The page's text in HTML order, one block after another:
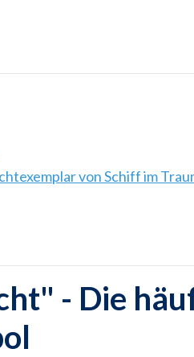
von Schiff im
- Die